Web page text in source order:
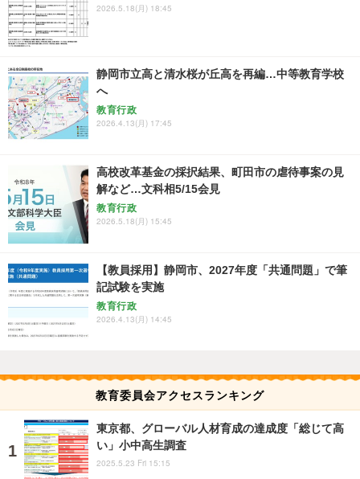
2026.5.18(月) 18:45
静岡市立高と清水桜が丘高を再編…中等教育学校
へ
教育行政
2026.4.13(月) 17:45
高校改革基金の採択結果、町田市の虐待事案の見
解など…文科相5/15会見
教育行政
2026.5.18(月) 15:45
【教員採用】静岡市、2027年度「共通問題」で筆
記試験を実施
教育行政
2026.4.13(月) 14:45
教育委員会アクセスランキング
東京都、グローバル人材育成の達成度「総じて高
い」小中高生調査
2025.5.23 Fri 15:15